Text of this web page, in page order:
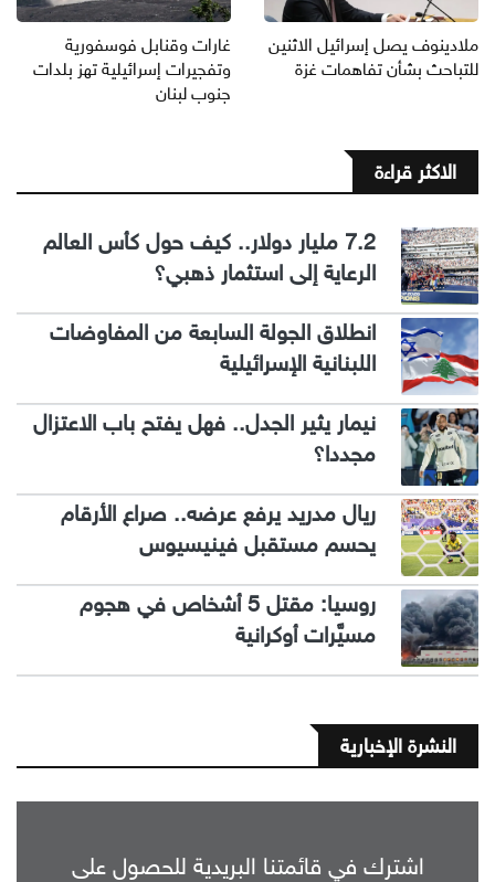
ملادينوف يصل إسرائيل الاثنين
للتباحث بشأن تفاهمات غزة
غارات وقنابل فوسفورية
وتفجيرات إسرائيلية تهز بلدات
جنوب لبنان
الاكثر قراءة
7.2 مليار دولار.. كيف حول كأس العالم
الرعاية إلى استثمار ذهبي؟
انطلاق الجولة السابعة من المفاوضات
اللبنانية الإسرائيلية
نيمار يثير الجدل.. فهل يفتح باب الاعتزال
مجددا؟
ريال مدريد يرفع عرضه.. صراع الأرقام
يحسم مستقبل فينيسيوس
روسيا: مقتل 5 أشخاص في هجوم
مسيَّرات أوكرانية
النشرة الإخبارية
اشترك في قائمتنا البريدية للحصول على